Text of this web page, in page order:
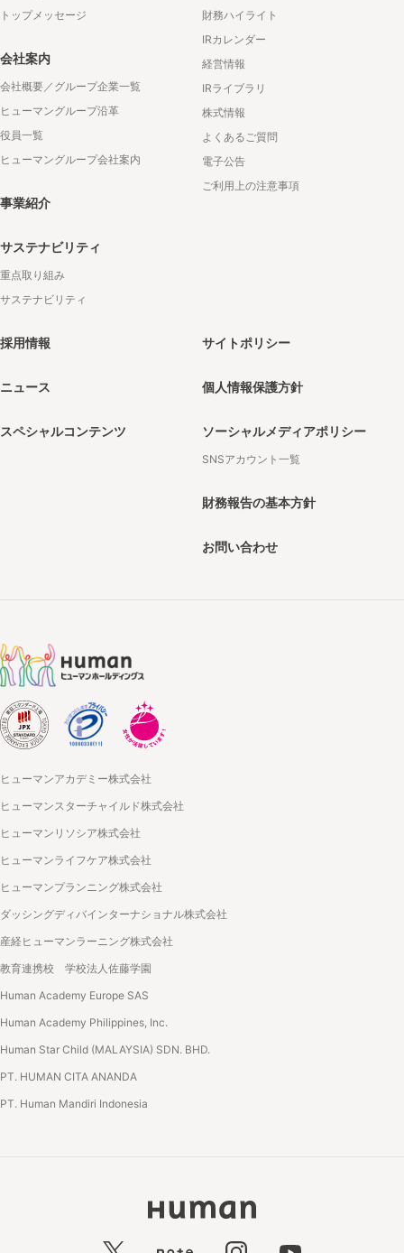
トップメッセージ
会社案内
会社概要／グループ企業一覧
ヒューマングループ沿革
役員一覧
ヒューマングループ会社案内
事業紹介
サステナビリティ
重点取り組み
サステナビリティ
財務ハイライト
IRカレンダー
経営情報
IRライブラリ
株式情報
よくあるご質問
電子公告
ご利用上の注意事項
採用情報
ニュース
スペシャルコンテンツ
サイトポリシー
個人情報保護方針
ソーシャルメディアポリシー
SNSアカウント一覧
財務報告の基本方針
お問い合わせ
ヒューマンアカデミー株式会社
ヒューマンスターチャイルド株式会社
ヒューマンリソシア株式会社
ヒューマンライフケア株式会社
ヒューマンプランニング株式会社
ダッシングディバインターナショナル株式会社
産経ヒューマンラーニング株式会社
教育連携校 学校法人佐藤学園
Human Academy Europe SAS
Human Academy Philippines, Inc.
Human Star Child (MALAYSIA) SDN. BHD.
PT. HUMAN CITA ANANDA
PT. Human Mandiri Indonesia